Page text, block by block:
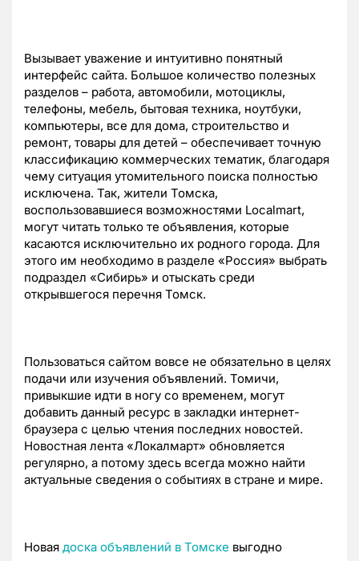
Вызывает уважение и интуитивно понятный
интерфейс сайта. Большое количество полезных
разделов – работа, автомобили, мотоциклы,
телефоны, мебель, бытовая техника, ноутбуки,
компьютеры, все для дома, строительство и
ремонт, товары для детей – обеспечивает точную
классификацию коммерческих тематик, благодаря
чему ситуация утомительного поиска полностью
исключена. Так, жители Томска,
воспользовавшиеся возможностями Localmart,
могут читать только те объявления, которые
касаются исключительно их родного города. Для
этого им необходимо в разделе «Россия» выбрать
подраздел «Сибирь» и отыскать среди
открывшегося перечня Томск.
Пользоваться сайтом вовсе не обязательно в целях
подачи или изучения объявлений. Томичи,
привыкшие идти в ногу со временем, могут
добавить данный ресурс в закладки интернет-
браузера с целью чтения последних новостей.
Новостная лента «Локалмарт» обновляется
регулярно, а потому здесь всегда можно найти
актуальные сведения о событиях в стране и мире.
Новая доска объявлений в Томске выгодно